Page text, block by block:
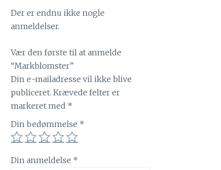
Der er endnu ikke nogle
anmeldelser.
Vær den første til at anmelde
“Markblomster”
Din e-mailadresse vil ikke blive
publiceret. Krævede felter er
markeret med *
Din bedømmelse *
Din anmeldelse *